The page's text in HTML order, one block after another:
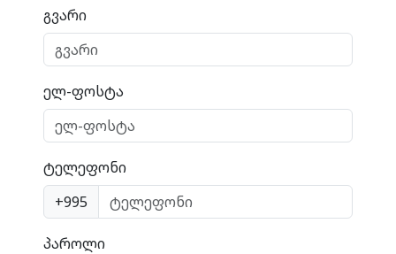
გვარი
ელ-ფოსტა
ტელეფონი
+995
პაროლი